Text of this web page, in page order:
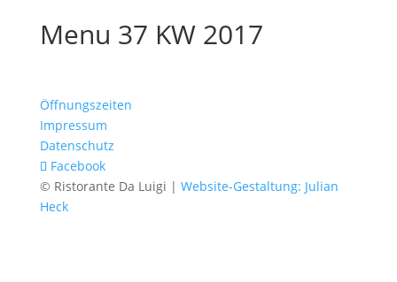
Menu 37 KW 2017
Öffnungszeiten
Impressum
Datenschutz
Facebook
© Ristorante Da Luigi | Website-Gestaltung: Julian
Heck